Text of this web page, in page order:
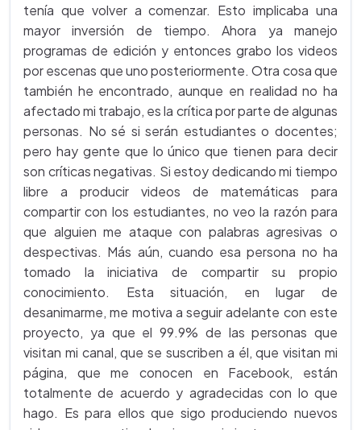
tenía que volver a comenzar. Esto implicaba una
mayor inversión de tiempo. Ahora ya manejo
programas de edición y entonces grabo los videos
por escenas que uno posteriormente. Otra cosa que
también he encontrado, aunque en realidad no ha
afectado mi trabajo, es la crítica por parte de algunas
personas. No sé si serán estudiantes o docentes;
pero hay gente que lo único que tienen para decir
son críticas negativas. Si estoy dedicando mi tiempo
libre a producir videos de matemáticas para
compartir con los estudiantes, no veo la razón para
que alguien me ataque con palabras agresivas o
despectivas. Más aún, cuando esa persona no ha
tomado la iniciativa de compartir su propio
conocimiento. Esta situación, en lugar de
desanimarme, me motiva a seguir adelante con este
proyecto, ya que el 99.9% de las personas que
visitan mi canal, que se suscriben a él, que visitan mi
página, que me conocen en Facebook, están
totalmente de acuerdo y agradecidas con lo que
hago. Es para ellos que sigo produciendo nuevos